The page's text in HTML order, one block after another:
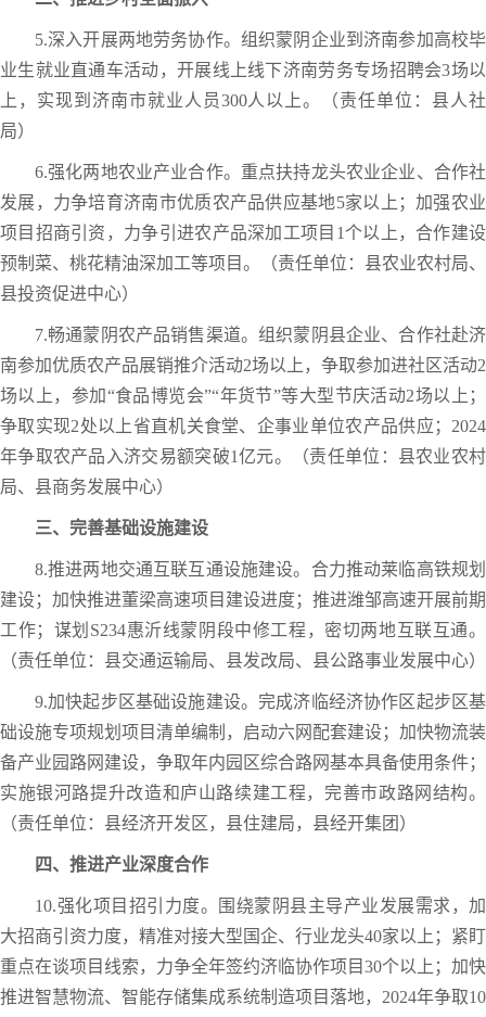
5.深入开展两地劳务协作。组织蒙阴企业到济南参加高校毕
业生就业直通车活动，开展线上线下济南劳务专场招聘会3场以
上，实现到济南市就业人员300人以上。（责任单位：县人社
局）
6.强化两地农业产业合作。重点扶持龙头农业企业、合作社
发展，力争培育济南市优质农产品供应基地5家以上；加强农业
项目招商引资，力争引进农产品深加工项目1个以上，合作建设
预制菜、桃花精油深加工等项目。（责任单位：县农业农村局、
县投资促进中心）
7.畅通蒙阴农产品销售渠道。组织蒙阴县企业、合作社赴济
南参加优质农产品展销推介活动2场以上，争取参加进社区活动2
场以上，参加“食品博览会”“年货节”等大型节庆活动2场以上；
争取实现2处以上省直机关食堂、企事业单位农产品供应；2024
年争取农产品入济交易额突破1亿元。（责任单位：县农业农村
局、县商务发展中心）
三、完善基础设施建设
8.推进两地交通互联互通设施建设。合力推动莱临高铁规划
建设；加快推进董梁高速项目建设进度；推进潍邹高速开展前期
工作；谋划S234惠沂线蒙阴段中修工程，密切两地互联互通。
（责任单位：县交通运输局、县发改局、县公路事业发展中心）
9.加快起步区基础设施建设。完成济临经济协作区起步区基
础设施专项规划项目清单编制，启动六网配套建设；加快物流装
备产业园路网建设，争取年内园区综合路网基本具备使用条件；
实施银河路提升改造和庐山路续建工程，完善市政路网结构。
（责任单位：县经济开发区，县住建局，县经开集团）
四、推进产业深度合作
10.强化项目招引力度。围绕蒙阴县主导产业发展需求，加
大招商引资力度，精准对接大型国企、行业龙头40家以上；紧盯
重点在谈项目线索，力争全年签约济临协作项目30个以上；加快
推进智慧物流、智能存储集成系统制造项目落地，2024年争取10